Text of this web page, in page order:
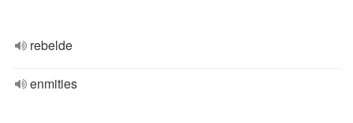
rebelde
enmities